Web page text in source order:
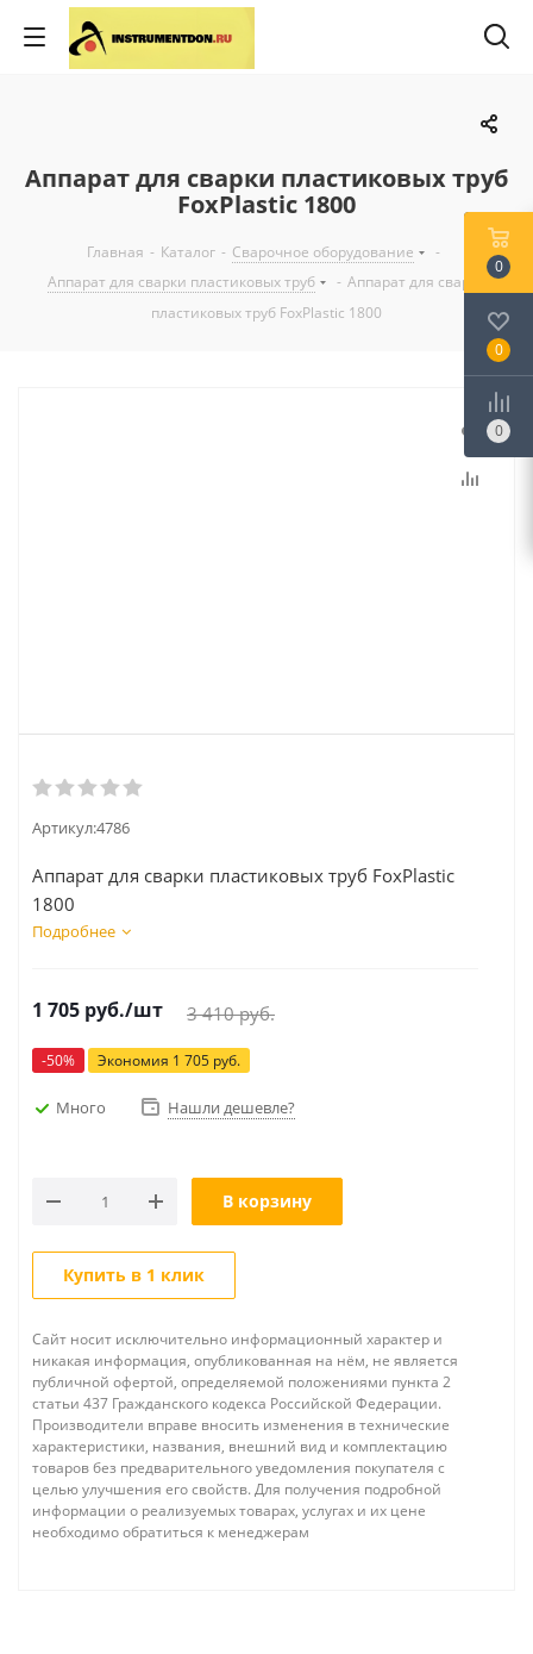
Аппарат для сварки пластиковых труб
FoxPlastic 1800
Главная - Каталог - Сварочное оборудование
-
Аппарат для сварки пластиковых труб
- Аппарат для сварки
пластиковых труб FoxPlastic 1800
Артикул:4786
Аппарат для сварки пластиковых труб FoxPlastic
1800
Подробнее
1 705 руб./шт 3 410руб.
-50% Экономия 1 705 руб.
Много Нашли дешевле?
В корзину
Купить в 1 клик
Сайт носит исключительно информационный характер и
никакая информация, опубликованная на нём, не является
публичной офертой, определяемой положениями пункта 2
статьи 437 Гражданского кодекса Российской Федерации.
Производители вправе вносить изменения в технические
характеристики, названия, внешний вид и комплектацию
товаров без предварительного уведомления покупателя с
целью улучшения его свойств. Для получения подробной
информации о реализуемых товарах, услугах и их цене
необходимо обратиться к менеджерам
0
0
0